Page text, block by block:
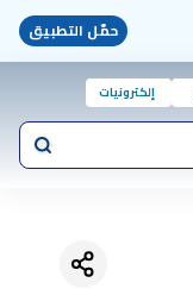
حمّل التطبيق
إلكترونيات